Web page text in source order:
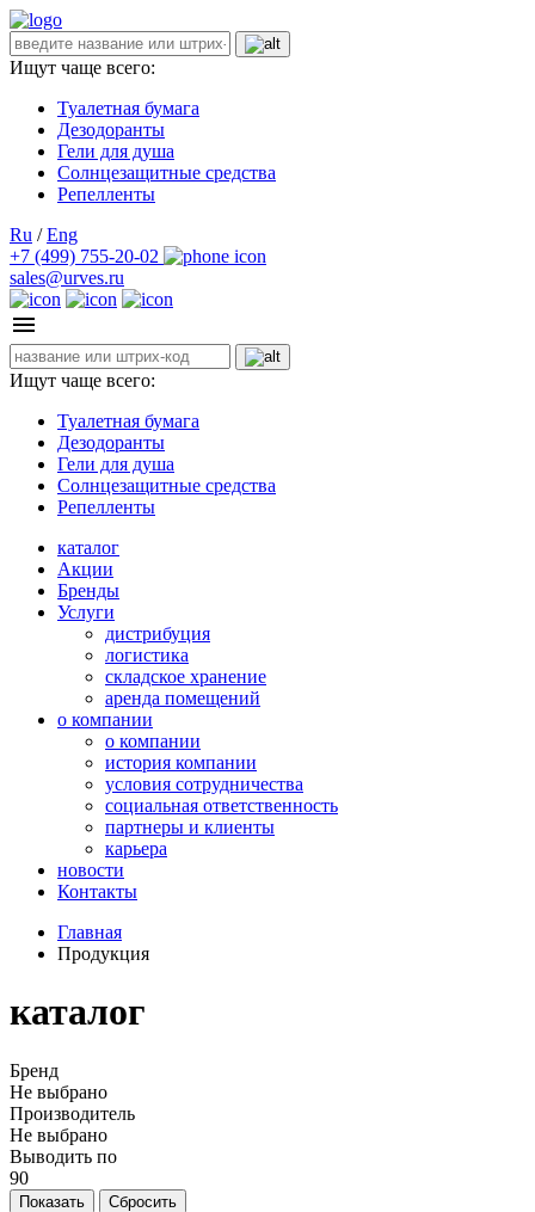
Ищут чаще всего:
Туалетная бумага
Дезодоранты
Гели для душа
Солнцезащитные средства
Репелленты
Ru / Eng
+7 (499) 755-20-02
sales@urves.ru
Ищут чаще всего:
Туалетная бумага
Дезодоранты
Гели для душа
Солнцезащитные средства
Репелленты
каталог
Акции
Бренды
Услуги
дистрибуция
логистика
складское хранение
аренда помещений
о компании
о компании
история компании
условия сотрудничества
социальная ответственность
партнеры и клиенты
карьера
новости
Контакты
Главная
Продукция
каталог
Бренд
Не выбрано
Производитель
Не выбрано
Выводить по
90